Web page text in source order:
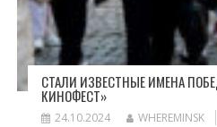
СТАЛИ ИЗВЕСТНЫЕ ИМЕНА
КИНОФЕСТ»
24.10.2024 WHEREMINSK